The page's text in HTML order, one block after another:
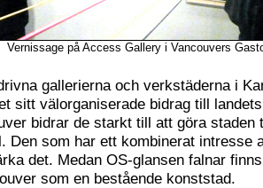
Vernissage på Access Gallery i Vancouvers
gallerierna och verkstäderna i
sitt välorganiserade bidrag till
bidrar de starkt till att göra staden
Den som har ett kombinerat intresse
det. Medan OS-glansen falnar
som en bestående konststad.